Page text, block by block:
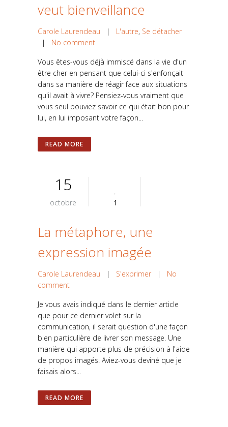
veut bienveillance
Carole Laurendeau | L'autre, Se détacher
| No comment
Vous êtes-vous déjà immiscé dans la vie d'un
être cher en pensant que celui-ci s'enfonçait
dans sa manière de réagir face aux situations
qu'il avait à vivre? Pensiez-vous vraiment que
vous seul pouviez savoir ce qui était bon pour
lui, en lui imposant votre façon...
READ MORE
15
octobre 1
La métaphore, une
expression imagée
Carole Laurendeau | S'exprimer | No
comment
Je vous avais indiqué dans le dernier article
que pour ce dernier volet sur la
communication, il serait question d'une façon
bien particulière de livrer son message. Une
manière qui apporte plus de précision à l'aide
de propos imagés. Aviez-vous deviné que je
faisais alors...
READ MORE